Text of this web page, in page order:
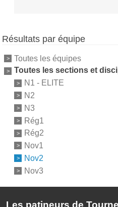
Résultats par équipe
Toutes les équipes
Toutes les sections et
N1 - ELITE
N2
N3
Rég1
Rég2
Nov1
Nov2
Nov3